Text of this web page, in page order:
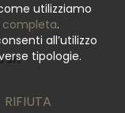
Srl
utilizziamo
completa.
all’utilizzo
tipologie.
RIFIUTA